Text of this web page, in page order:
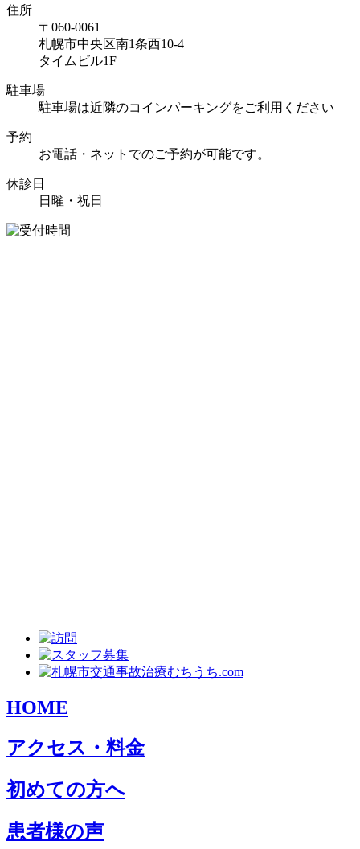
住所
〒060-0061
札幌市中央区南1条西10-4
タイムビル1F
駐車場
駐車場は近隣のコインパーキングをご利用ください
予約
お電話・ネットでのご予約が可能です。
休診日
日曜・祝日
HOME
アクセス・料金
初めての方へ
患者様の声